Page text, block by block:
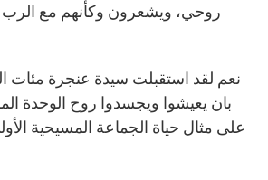
روحي، ويشعرون وكأنهم مع الرب
نعم لقد استقبلت سيدة عنجرة مئات
بان يعيشوا ويجسدوا روح الوحدة
على مثال حياة الجماعة المسيحية